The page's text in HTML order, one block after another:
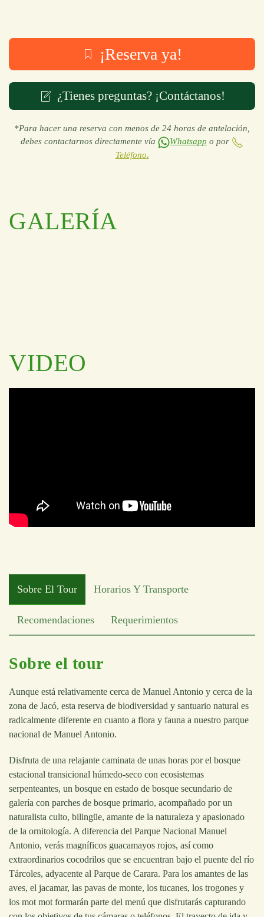
¡Reserva ya!
¿Tienes preguntas? ¡Contáctanos!
*Para hacer una reserva con menos de 24 horas de antelación,
debes contactarnos directamente vía
Whatsapp o por
Teléfono.
GALERÍA
VIDEO
Sobre El Tour Horarios Y Transporte
Recomendaciones Requerimientos
Sobre el tour
Aunque está relativamente cerca de Manuel Antonio y cerca de la
zona de Jacó, esta reserva de biodiversidad y santuario natural es
radicalmente diferente en cuanto a flora y fauna a nuestro parque
nacional de Manuel Antonio.
Disfruta de una relajante caminata de unas horas por el bosque
estacional transicional húmedo-seco con ecosistemas
serpenteantes, un bosque en estado de bosque secundario de
galería con parches de bosque primario, acompañado por un
naturalista culto, bilingüe, amante de la naturaleza y apasionado
de la ornitología. A diferencia del Parque Nacional Manuel
Antonio, verás magníficos guacamayos rojos, así como
extraordinarios cocodrilos que se encuentran bajo el puente del río
Tárcoles, adyacente al Parque de Carara. Para los amantes de las
aves, el jacamar, las pavas de monte, los tucanes, los trogones y
los mot mot formarán parte del menú que disfrutarás capturando